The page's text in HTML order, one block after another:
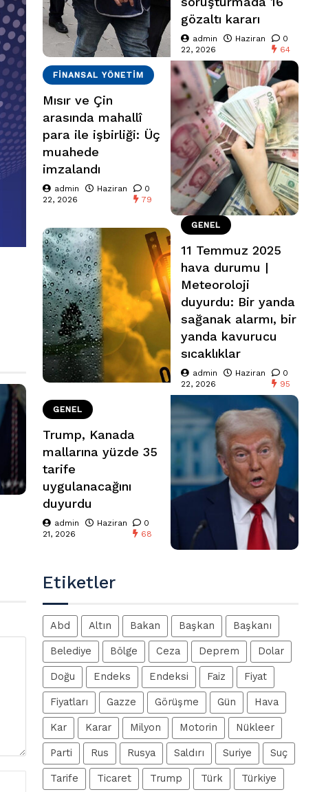
gözaltı kararı
admin
Haziran
22, 2026
0
64
FINANSAL YÖNETIM
Mısır ve Çin
arasında mahallî
para ile işbirliği: Üç
muahede
imzalandı
admin
Haziran
22, 2026
0
79
GENEL
11 Temmuz 2025
hava durumu |
Meteoroloji
duyurdu: Bir yanda
sağanak alarmı, bir
yanda kavurucu
sıcaklıklar
admin
Haziran
22, 2026
0
95
GENEL
Trump, Kanada
mallarına yüzde 35
tarife
uygulanacağını
duyurdu
admin
Haziran
21, 2026
0
68
Etiketler
Abd Altın Bakan Başkan Başkanı
Belediye Bölge Ceza Deprem Dolar
Doğu Endeks Endeksi Faiz Fiyat
Fiyatları Gazze Görüşme Gün Hava
Kar Karar Milyon Motorin Nükleer
Parti Rus Rusya Saldırı Suriye Suç
Tarife Ticaret Trump Türk Türkiye